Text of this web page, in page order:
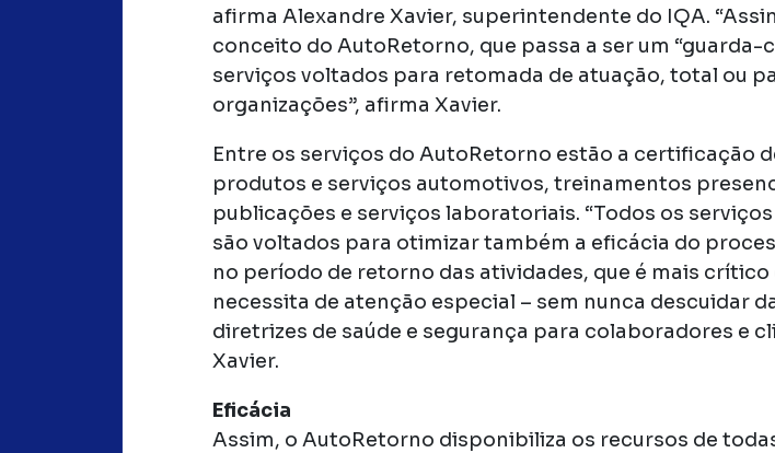
afirma Alexandre Xavier, superintendente do IQA.
conceito do AutoRetorno, que passa a ser um “guarda-
serviços voltados para retomada de atuação, total ou
organizações”, afirma Xavier.
Entre os serviços do AutoRetorno estão a certificação
produtos e serviços automotivos, treinamentos
publicações e serviços laboratoriais. “Todos os
são voltados para otimizar também a eficácia do
no período de retorno das atividades, que é mais crítico
necessita de atenção especial – sem nunca descuidar
diretrizes de saúde e segurança para colaboradores e
Xavier.
Eficácia
Assim, o AutoRetorno disponibiliza os recursos de